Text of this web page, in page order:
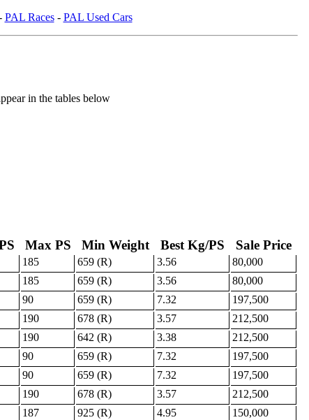
PAL Races- PAL Used Cars
in the tables below
Max PS Min Weight Best Kg/PS Sale Price
185 659 (R) 3.56
80,000
185 659 (R) 3.56
80,000
90 659 (R) 7.32
197,500
190 678 (R) 3.57
212,500
190 642 (R) 3.38
212,500
90 659 (R) 7.32
197,500
90 659 (R) 7.32
197,500
190 678 (R) 3.57
212,500
187 925 (R) 4.95
150,000